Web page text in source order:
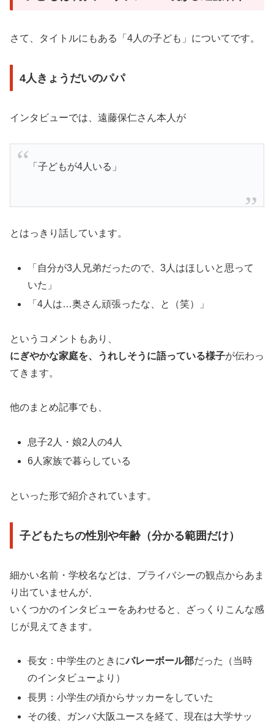
さて、タイトルにもある「4人の子ども」についてです。
4人きょうだいのパパ
インタビューでは、遠藤保仁さん本人が
「子どもが4人いる」
とはっきり話しています。
「自分が3人兄弟だったので、3人はほしいと思って
いた」
「4人は…奥さん頑張ったな、と（笑）」
というコメントもあり、
にぎやかな家庭を、うれしそうに語っている様子が伝わっ
てきます。
他のまとめ記事でも、
息子2人・娘2人の4人
6人家族で暮らしている
といった形で紹介されています。
子どもたちの性別や年齢（分かる範囲だけ）
細かい名前・学校名などは、プライバシーの観点からあま
り出ていませんが、
いくつかのインタビューをあわせると、ざっくりこんな感
じが見えてきます。
長女：中学生のときにバレーボール部だった（当時
のインタビューより）
長男：小学生の頃からサッカーをしていた
その後、ガンバ大阪ユースを経て、現在は大学サッ